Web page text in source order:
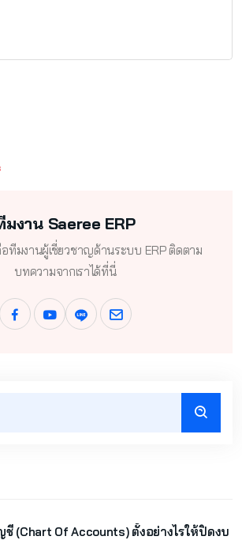
มงาน Saeree ERP
อทีมงานผู้เชี่ยวชาญด้านระบบ ERP ติดตาม
บทความจากเราได้ที่นี่
(Chart Of Accounts) ตั้งอย่างไรให้ปิดงบ